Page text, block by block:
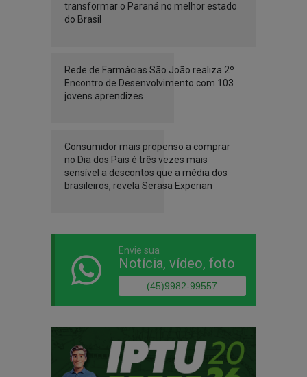
transformar o Paraná no melhor estado
do Brasil
Rede de Farmácias São João realiza 2º
Encontro de Desenvolvimento com 103
jovens aprendizes
Consumidor mais propenso a comprar
no Dia dos Pais é três vezes mais
sensível a descontos que a média dos
brasileiros, revela Serasa Experian
Envie sua
Notícia, vídeo, foto
(45)9982-99557